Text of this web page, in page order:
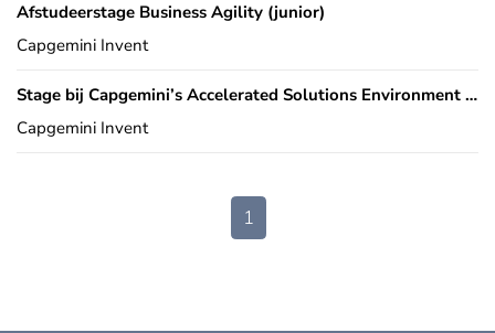
Afstudeerstage Business Agility (junior)
Capgemini Invent
Stage bij Capgemini’s Accelerated Solutions Environment (ASE)
Capgemini Invent
1